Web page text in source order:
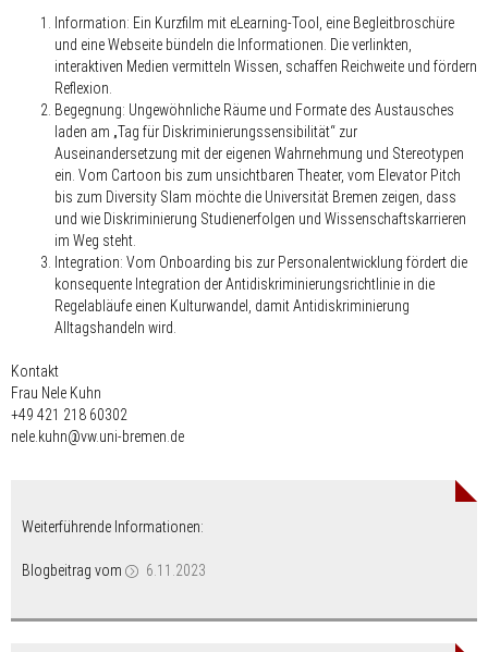
Information: Ein Kurzfilm mit eLearning-Tool, eine Begleitbroschüre
und eine Webseite bündeln die Informationen. Die verlinkten,
interaktiven Medien vermitteln Wissen, schaffen Reichweite und fördern
Reflexion.
Begegnung: Ungewöhnliche Räume und Formate des Austausches
laden am „Tag für Diskriminierungssensibilität“ zur
Auseinandersetzung mit der eigenen Wahrnehmung und Stereotypen
ein. Vom Cartoon bis zum unsichtbaren Theater, vom Elevator Pitch
bis zum Diversity Slam möchte die Universität Bremen zeigen, dass
und wie Diskriminierung Studienerfolgen und Wissenschaftskarrieren
im Weg steht.
Integration: Vom Onboarding bis zur Personalentwicklung fördert die
konsequente Integration der Antidiskriminierungsrichtlinie in die
Regelabläufe einen Kulturwandel, damit Antidiskriminierung
Alltagshandeln wird.
Kontakt
Frau Nele Kuhn
+49 421 218 60302
nele.kuhn@vw.uni-bremen.de
Weiterführende Informationen:
Blogbeitrag vom 6.11.2023